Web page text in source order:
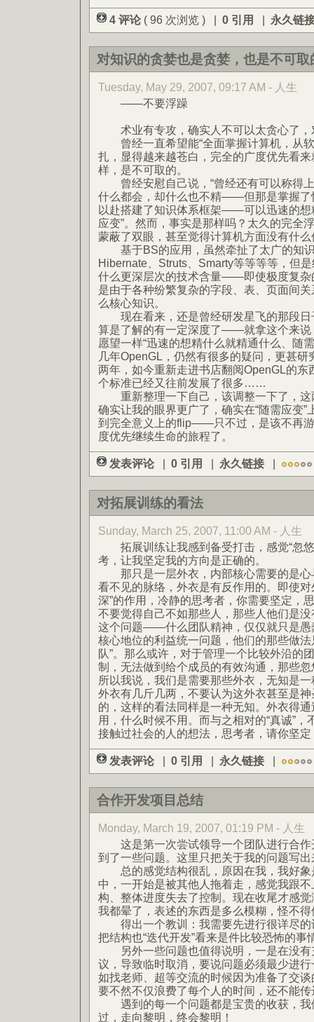
4 评论 ( 96 次浏览 ) | 0 引用 | 永久链
对知识的贪婪也是贪婪，也是不可取
Tuesday, May 29, 2007, 09:17 AM - 人生
——不要浮躁
术业有专攻，确实人不可以太贪心了，
曾经一直希望能“全面掌握计算机，从软
扎，显得越来越苍白，完全的广度优先看
样，是不可取的。
曾经安慰自己说，“曾经还有可以称得
什么都会，却什么也不精——但那是掌握了
以赴搭建了知识体系框架——可以迅速的
应变”。然而，事实是那样吗？太久的完全
蒙蔽了双眼，甚至觉得计算机方面没有什
基于BS的应用，虽然牵扯了太广的知
Hibernate、Struts、Smarty等等等等，但
什么更深层次的技术含量——即使极度复杂
是由于各种纷繁复杂的字段、表、页面间
么核心知识。
现在看来，还是曾经研发星飞的那段日
算是了解的有一定深度了——就拿这个来说
愿望一样“迅速的想精什么就精通什么、随
几年OpenGL，仍然有很多的疑问，更甚
两年，如今重新走进书店翻阅OpenGL的东
个标准已经又往前发展了很多……
重新整理一下自己，该调整一下了，这
确实让我的眼界更广了，确实在“随需应
到完全意义上的flip——只不过，是该不再
度优先继续生命的旅程了。
发表评论 | 0 引用 | 永久链接 |
对拓展训练的看法
Sunday, March 25, 2007, 11:00 AM - 人生
拓展训练让我感到备受打击，感觉“忽悠
考，让我坚定我的方向是正确的。
那只是一层外衣，内部核心需要的是心
看不见的脉络，外衣是有反作用的。即使
深”的作用，冷静的思考者，你需要坚定，
不要觉得自己不如那些人，那些人他们是
这个问题——什么团队精神，仅仅就只是愚
核心地位的利益统一问题，他们的那些做
队”。那么或许，对于管理一个比较外沿的
制，无法做到给个成员的有效沟通，那些
所以我说，我们是需要那些外衣，无知是
外衣有几斤几两，不要认为这外衣甚至是
的，这样的看法同样是一种无知。外衣得
用，什么时候不用。而与之相对的“真诚”
接触过社会的人的想法，思考者，请你坚
发表评论 | 0 引用 | 永久链接 |
合作开发项目总结
Monday, March 19, 2007, 01:19 PM - 人生
这是第一次尝试领导一个团队进行合作
到了一些问题。这里只把关于我的问题写出
总的感觉结构很乱，原因在我，我好象
中，一开始是被其他人拖着走，感觉我跟
构、整体进度失去了控制。现在收尾才感
我都晕了，表述的东西是多么模糊，怪不
得出一个教训：我需要先进行很详尽的
把结构也“迭代开发”看来是件比较恐怖的事
另外一些问题也值得说明，一是在没有
议，导致临时取消，要说问题必须最少进
如找老师、超等交流的时候因为准备了交
要不然不仅浪费了每个人的时间，还不能
遇到的每一个问题都是宝贵的收获，我
过，走向黎明，终会黎明！